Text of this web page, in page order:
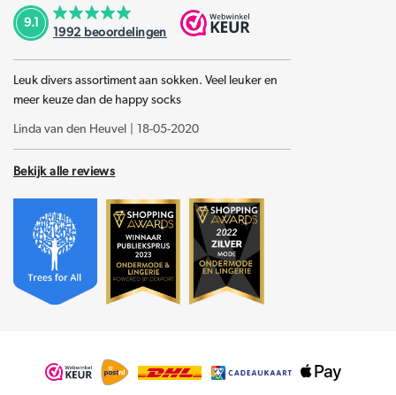
9.1
1992 beoordelingen
Leuk divers assortiment aan sokken. Veel leuker en
meer keuze dan de happy socks
Linda van den Heuvel 18-05-2020
Bekijk alle reviews